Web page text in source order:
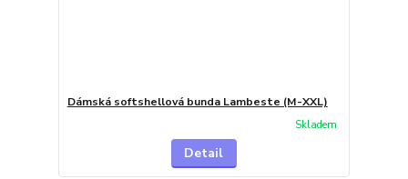
Dámská softshellová bunda Lambeste (M-XXL)
Skladem
Detail